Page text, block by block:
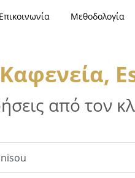
Επικοινωνία Μεθοδολογία
από τον